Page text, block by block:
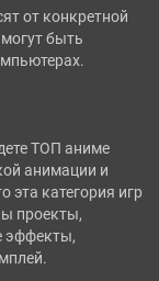
от конкретной
быть
ТОП аниме
анимации и
эта категория игр
проекты,
эффекты,